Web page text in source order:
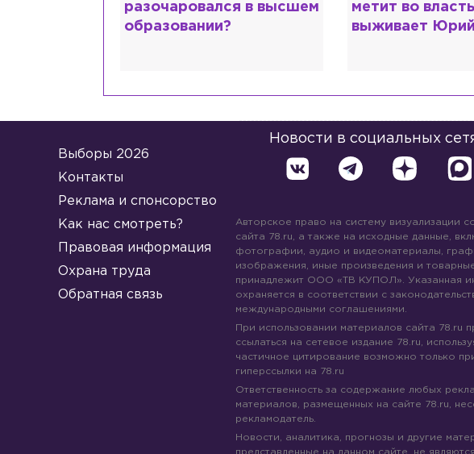
разочаровался в высшем
образовании?
метит во
выживает
Выборы 2026
Контакты
Реклама и спонсорство
Как нас смотреть?
Правовая информация
Охрана труда
Обратная связь
Новости в социальных
Авторское право на систему визуализации
сайта 78.ru, а также на исходные данные,
фотографии, аудио и видеоматериалы,
изображения, иные произведения и
принадлежит ООО «ТВ КУПОЛ». Указанная
охраняется в соответствии с
международными соглашениями.
При использовании материалов сайта 78.ru
ссылаться на сетевое издание 78.ru,
частичное цитирование возможно только
гиперссылки на 78.ru
Ответственность за содержание любых
материалов, размещенных на сайте 78.ru,
рекламодатель.
Новости, аналитика, прогнозы и другие
представленные на данном сайте, не